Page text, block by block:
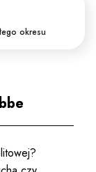
okresu